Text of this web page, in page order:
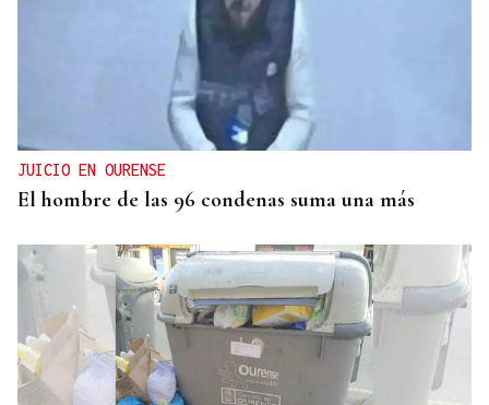
DISTRIBUIDORA FAMILIAR
Gaseosas Roca, medio siglo creciendo junto a
Valdeorras y Coca-Cola
JUICIO EN OURENSE
El hombre de las 96 condenas suma una más